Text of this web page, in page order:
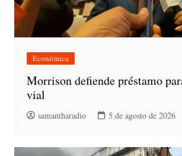
Económica
Morrison defiende préstamo
vial
samantharadio 5 de agosto de 2026